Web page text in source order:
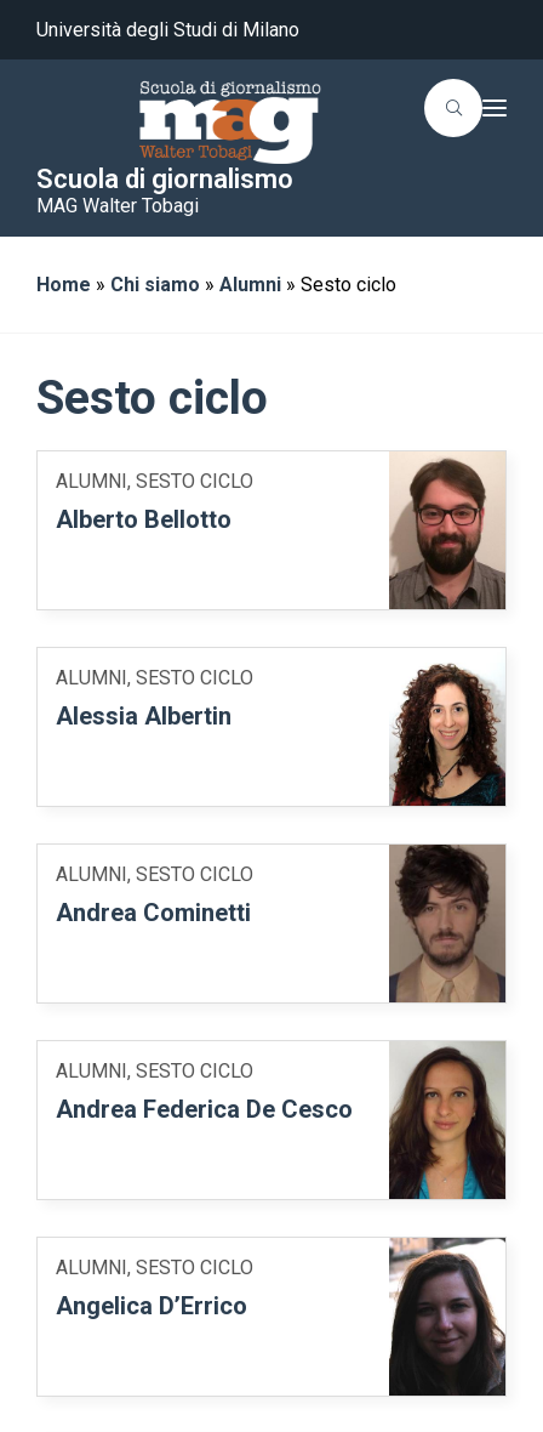
Università degli Studi di Milano
Scuola di giornalismo
MAG Walter Tobagi
T
a
Home » Chi siamo » Alumni » Sesto ciclo
Sesto ciclo
ALUMNI, SESTO CICLO
Alberto Bellotto
ALUMNI, SESTO CICLO
Alessia Albertin
ALUMNI, SESTO CICLO
Andrea Cominetti
ALUMNI, SESTO CICLO
Andrea Federica De Cesco
ALUMNI, SESTO CICLO
Angelica D’Errico